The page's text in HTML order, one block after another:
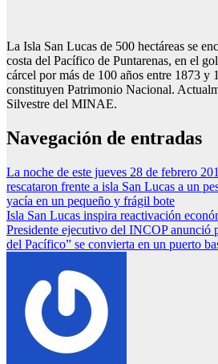
La Isla San Lucas de 500 hectáreas se
costa del Pacífico de Puntarenas, en el
cárcel por más de 100 años entre 1873 y
constituyen Patrimonio Nacional.
Silvestre del MINAE.
Navegación de entradas
La noche de este jueves 28 de febrero
rescataron frente a isla San Lucas a un
yacía en un pequeño y frágil bote
Isla San Lucas inspira reactivación
Presidente ejecutivo del INCOP anunció
del Pacífico” se convierta en un puerto